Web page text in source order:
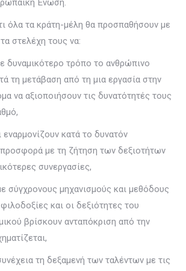
Ένωση.
όλα τα κράτη-μέλη θα προσπαθήσουν με
στελέχη τους να:
δυναμικότερο τρόπο το ανθρώπινο
τη μετάβαση από τη μια εργασία στην
να αξιοποιήσουν τις δυνατότητές τους
κατά το δυνατόν
με τη ζήτηση των δεξιοτήτων
συνεργασίες,
σύγχρονους μηχανισμούς και μεθόδους
και οι δεξιότητες του
βρίσκουν ανταπόκριση από την
τη δεξαμενή των ταλέντων με τις